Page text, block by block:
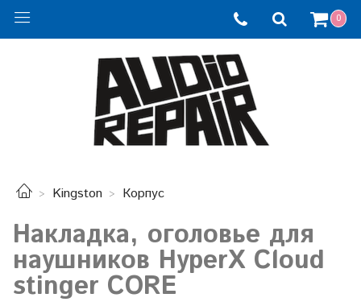
0
Kingston Корпус
Накладка, оголовье для
наушников HyperX Cloud
stinger CORE